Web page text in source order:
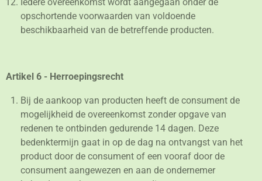
opschortende voorwaarden van voldoende
beschikbaarheid van de betreffende producten.
Artikel 6 - Herroepingsrecht
Bij de aankoop van producten heeft de consument de
mogelijkheid de overeenkomst zonder opgave van
redenen te ontbinden gedurende 14 dagen. Deze
bedenktermijn gaat in op de dag na ontvangst van het
product door de consument of een vooraf door de
consument aangewezen en aan de ondernemer